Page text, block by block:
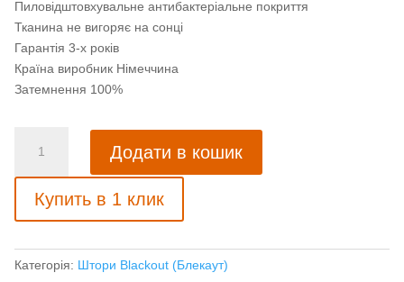
Пиловідштовхувальне антибактеріальне покриття
Тканина не вигоряє на сонці
Гарантія 3-х років
Країна виробник Німеччина
Затемнення 100%
штора
blackout
світловідбиваюча
"Орлеан"
кількість
Додати в кошик
Купить в 1 клик
Категорія: Штори Blackout (Блекаут)